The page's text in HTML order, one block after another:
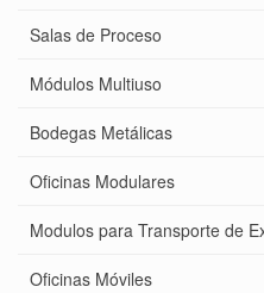
Salas de Proceso
Módulos Multiuso
Bodegas Metálicas
Oficinas Modulares
Modulos para Transporte de
Oficinas Móviles